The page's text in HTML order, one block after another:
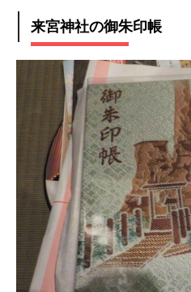
来宮神社の御朱印帳